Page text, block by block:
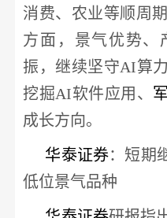
消费、农业等顺周
方面，景气优势、
振，继续坚守AI算
挖掘AI软件应用、
成长方向。
华泰证券：短期
低位景气品种